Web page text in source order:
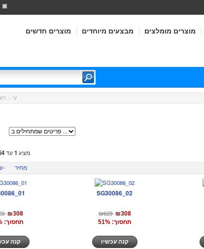
מוצרים חדשים מבצעים מיוחדים מוצרים מומלצים
:: V
מציג 1עד
שם מוצר- מחיר
₪308
תחסוך: 51%
SG30086_02
₪623 ₪308
תחסוך: 51%
קנה עכשיו